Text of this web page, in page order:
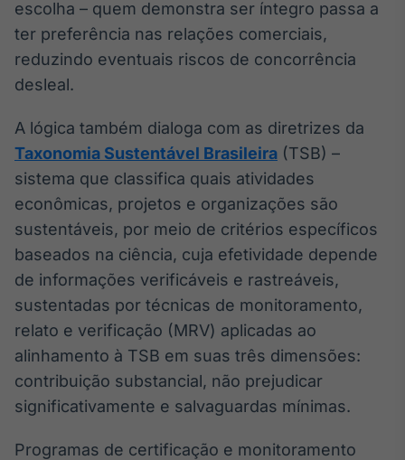
escolha – quem demonstra ser íntegro passa a
ter preferência nas relações comerciais,
reduzindo eventuais riscos de concorrência
desleal.
A lógica também dialoga com as diretrizes da
Taxonomia Sustentável Brasileira (TSB) –
sistema que classifica quais atividades
econômicas, projetos e organizações são
sustentáveis, por meio de critérios específicos
baseados na ciência, cuja efetividade depende
de informações verificáveis e rastreáveis,
sustentadas por técnicas de monitoramento,
relato e verificação (MRV) aplicadas ao
alinhamento à TSB em suas três dimensões:
contribuição substancial, não prejudicar
significativamente e salvaguardas mínimas.
Programas de certificação e monitoramento